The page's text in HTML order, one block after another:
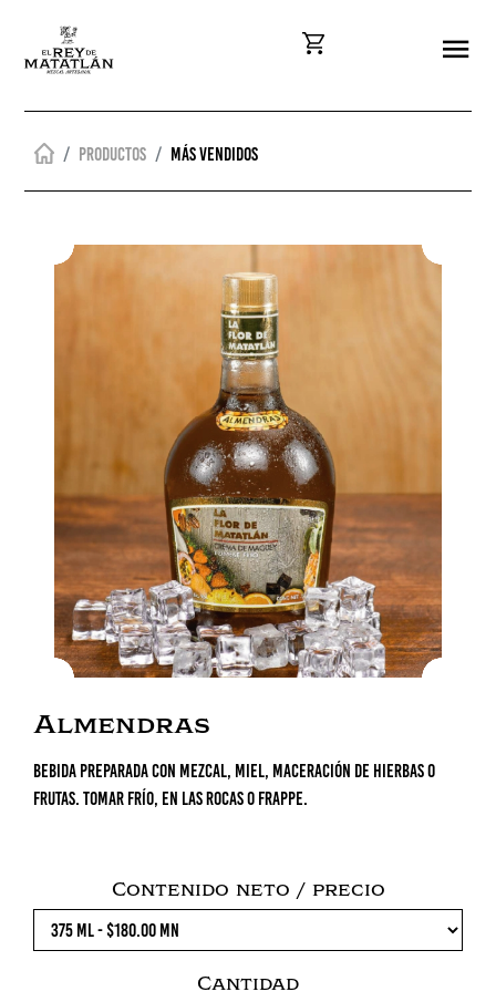
Productos Más vendidos
Almendras
Bebida preparada con mezcal, miel, maceración de hierbas o
frutas. Tomar frío, en las rocas o frappe.
Contenido neto / precio
Cantidad